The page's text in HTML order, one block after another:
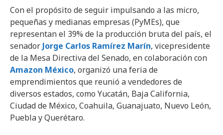
Con el propósito de seguir impulsando a las micro,
pequeñas y medianas empresas (PyMEs), que
representan el 39% de la producción bruta del país, el
senador Jorge Carlos Ramírez Marín, vicepresidente
de la Mesa Directiva del Senado, en colaboración con
Amazon México, organizó una feria de
emprendimientos que reunió a vendedores de
diversos estados, como Yucatán, Baja California,
Ciudad de México, Coahuila, Guanajuato, Nuevo León,
Puebla y Querétaro.